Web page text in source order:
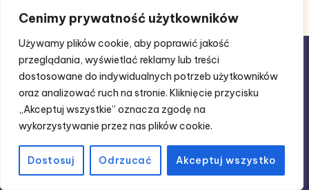
Cenimy prywatność użytkowników
Używamy plików cookie, aby poprawić jakość
przeglądania, wyświetlać reklamy lub treści
dostosowane do indywidualnych potrzeb użytkowników
oraz analizować ruch na stronie. Kliknięcie przycisku
„Akceptuj wszystkie” oznacza zgodę na
wykorzystywanie przez nas plików cookie.
Dostosuj Odrzucać Akceptuj wszystko
Kontakt
Regulamin
Mapa witryny